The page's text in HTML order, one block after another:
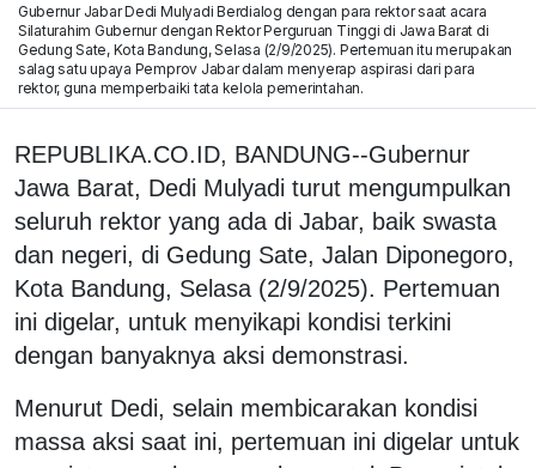
Gubernur Jabar Dedi Mulyadi Berdialog dengan para rektor saat acara
Silaturahim Gubernur dengan Rektor Perguruan Tinggi di Jawa Barat di
Gedung Sate, Kota Bandung, Selasa (2/9/2025). Pertemuan itu merupakan
salag satu upaya Pemprov Jabar dalam menyerap aspirasi dari para
rektor, guna memperbaiki tata kelola pemerintahan.
REPUBLIKA.CO.ID, BANDUNG--Gubernur
Jawa Barat, Dedi Mulyadi turut mengumpulkan
seluruh rektor yang ada di Jabar, baik swasta
dan negeri, di Gedung Sate, Jalan Diponegoro,
Kota Bandung, Selasa (2/9/2025). Pertemuan
ini digelar, untuk menyikapi kondisi terkini
dengan banyaknya aksi demonstrasi.
Menurut Dedi, selain membicarakan kondisi
massa aksi saat ini, pertemuan ini digelar untuk